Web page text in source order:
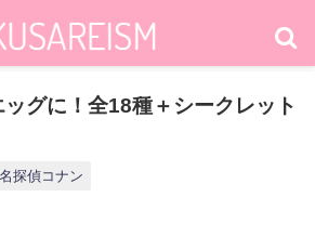
グに！全18種＋シークレット
名探偵コナン